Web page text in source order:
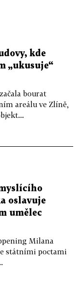
kde
„ukusuje“
bourat
areálu ve Zlíně,
oslavuje
umělec
Milana
státními poctami